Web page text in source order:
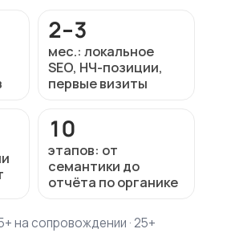
2–3
мес.: локальное
SEO, НЧ-позиции,
первые визиты
10
этапов: от
семантики до
отчёта по органике
на сопровождении · 25+